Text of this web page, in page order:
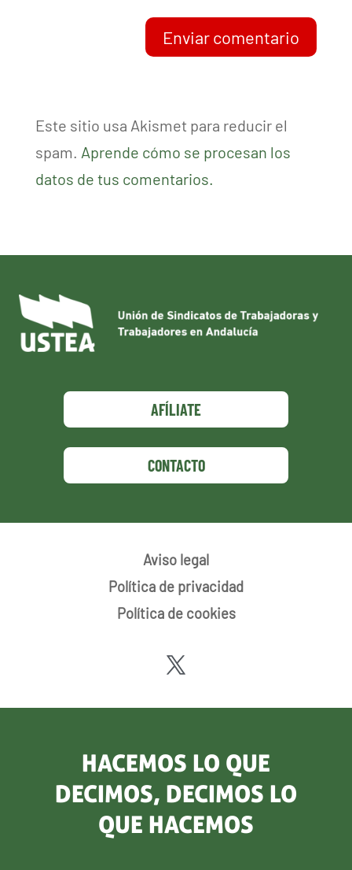
Enviar comentario
Este sitio usa Akismet para reducir el
spam. Aprende cómo se procesan los
datos de tus comentarios.
AFÍLIATE
CONTACTO
Aviso legal
Política de privacidad
Política de cookies
HACEMOS LO QUE
DECIMOS, DECIMOS LO
QUE HACEMOS